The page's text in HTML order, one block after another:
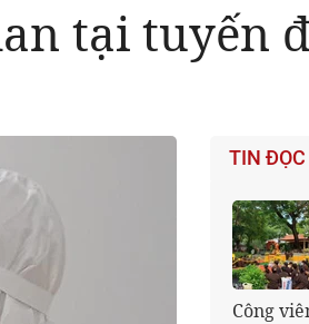
tại tuyến
TIN
Công